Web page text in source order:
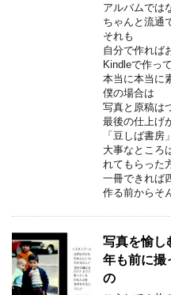
アルバムでは
ちゃんと流通
それも
自分で作れば
Kindleで作っ
本当に本当に
僕の場合は
写真と原稿は
最後の仕上げ
「豆しば書房
大事なところ
れてもらった
一冊できれば
作る前からそ
写真を愉し
年も前に撮
の